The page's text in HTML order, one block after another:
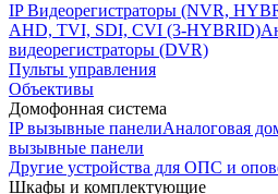
IP Видеорегистраторы (NVR,
AHD, TVI, SDI, CVI (3-HYBRID)
видеорегистраторы (DVR)
Пульты управления
Объективы
Домофонная система
IP вызывные панелиАналоговая
вызывные панели
Другие устройства для ОПС и
Шкафы и комплектующие